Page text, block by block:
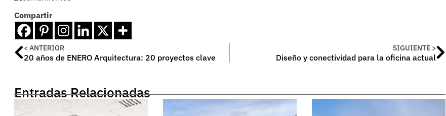
Compartir
< ANTERIOR
20 años de ENERO Arquitectura: 20 proyectos clave
SIGUIENTE >
Diseño y conectividad para la oficina actual
Entradas Relacionadas